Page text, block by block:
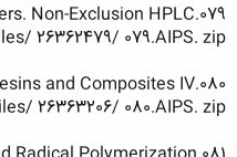
079.Biopolymers. Non-Exclusion HPLC
26362479/ 079.AIPS. zip
080.Epoxy Resins and Composites IV
26363206/ 080.AIPS. zip